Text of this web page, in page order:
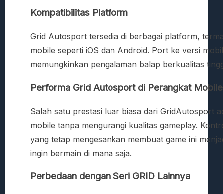
Kompatibilitas Platform
Grid Autosport tersedia di berbagai platform,
mobile seperti iOS dan Android. Port ke versi
memungkinkan pengalaman balap berkualitas
Performa Grid Autosport di Perangkat Mobile
Salah satu prestasi luar biasa dari GridAutosport
mobile tanpa mengurangi kualitas gameplay.
yang tetap mengesankan membuat game ini
ingin bermain di mana saja.
Perbedaan dengan Seri GRID Lainnya